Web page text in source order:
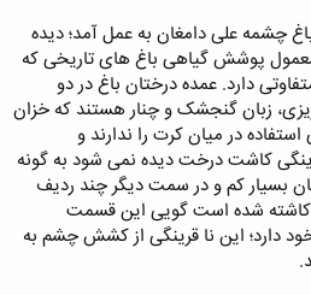
چشمه علی دامغان به عمل آمد؛ دیده
پوشش گیاهی باغ های تاریخی که
دارد. عمده درختان باغ در دو
زبان گنجشک و چنار هستند که خزان
در میان کرت را ندارند و
کاشت درخت دیده نمی شود به گونه
بسیار کم و در سمت دیگر چند ردیف
کاشته شده است گویی این قسمت
دارد؛ این نا قرینگی از کشش چشم به